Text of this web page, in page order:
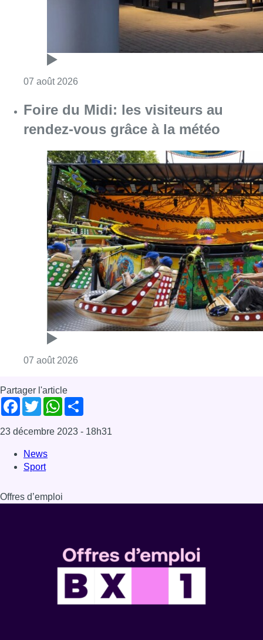
07 août 2026
Foire du Midi: les visiteurs au
rendez-vous grâce à la météo
07 août 2026
Partager l'article
Facebook
TwitterWhatsApp
23 décembre 2023 - 18h31
News
Sport
Offres d’emploi